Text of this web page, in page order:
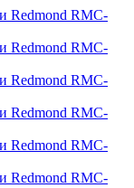
Redmond RMC-
Redmond RMC-
Redmond RMC-
Redmond RMC-
Redmond RMC-
Redmond RMC-